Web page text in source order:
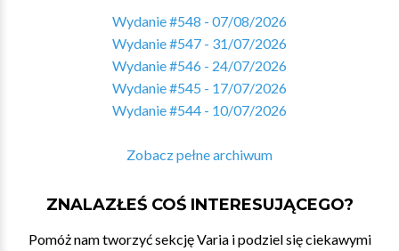
Wydanie #548 - 07/08/2026
Wydanie #547 - 31/07/2026
Wydanie #546 - 24/07/2026
Wydanie #545 - 17/07/2026
Wydanie #544 - 10/07/2026
Zobacz pełne archiwum
ZNALAZŁEŚ COŚ INTERESUJĄCEGO?
Pomóż nam tworzyć sekcję Varia i podziel się ciekawymi